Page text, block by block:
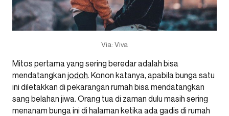
Via: Viva
Mitos pertama yang sering beredar adalah bisa
mendatangkan jodoh. Konon katanya, apabila bunga satu
ini diletakkan di pekarangan rumah bisa mendatangkan
sang belahan jiwa. Orang tua di zaman dulu masih sering
menanam bunga ini di halaman ketika ada gadis di rumah